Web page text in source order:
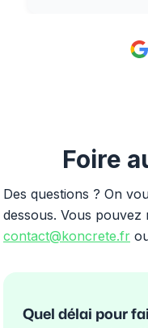
Foire
Des questions ? On
dessous. Vous
contact@koncrete.fr
Quel délai pour